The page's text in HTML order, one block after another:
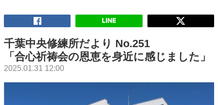
千葉中央修練所だより No.251
「合心祈祷会の恩恵を身近に感じました」
2025.01.31 12:00